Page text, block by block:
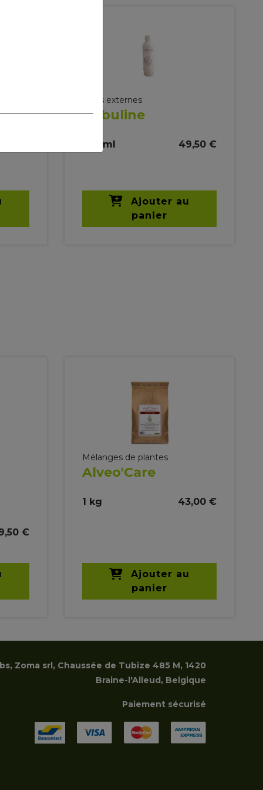
Soins externes
Nebuline
250 ml 49,50 €
Ajouter au
panier
€
Mélanges de plantes
Alveo'Care
1 kg 43,00 €
Ajouter au
panier
Zoma srl, Chaussée de Tubize 485 M, 1420
Braine-l'Alleud, Belgique
Paiement sécurisé